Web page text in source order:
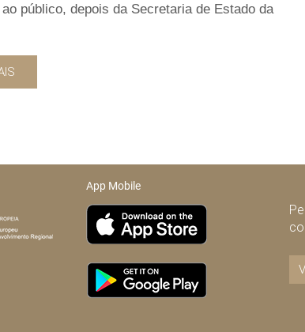
público, depois da Secretaria de Estado da
App Mobile